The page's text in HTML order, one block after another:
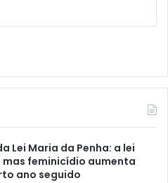
Lei Maria da Penha: a lei
mas feminicídio aumenta
ano seguido